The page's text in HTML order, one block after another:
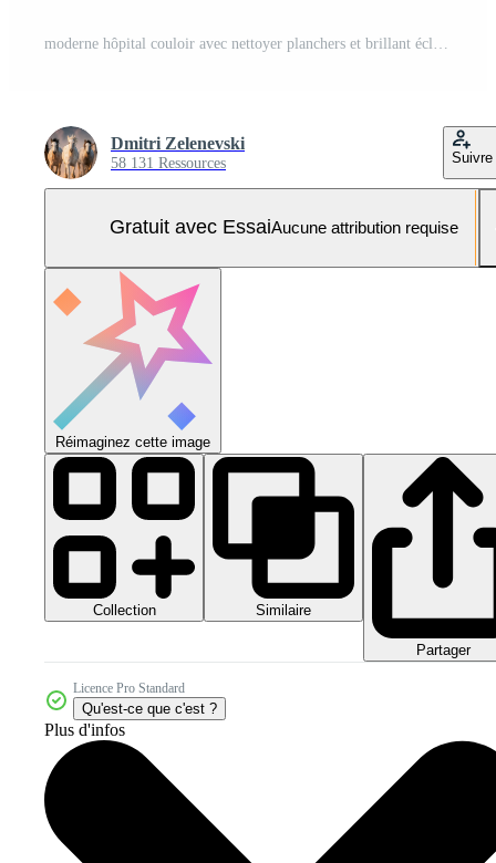
Dmitri Zelenevski
58 131 Ressources Suivre
Gratuit avec EssaiAucune attribution requise
Réimaginez cette image
Collection Similaire
Partager
Licence Pro Standard
Qu'est-ce que c'est ?
Plus d'infos